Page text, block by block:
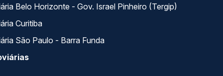
Belo Horizonte - Gov. Israel Pinheiro (Tergip)
Curitiba
São Paulo - Barra Funda